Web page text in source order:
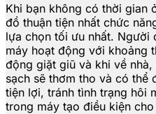
Khi bạn không có thời gian
đồ thuận tiện nhất chức
lựa chọn tối ưu nhất. Người
máy hoạt động với khoảng
động giặt giũ và khi về
sạch sẽ thơm tho và có thể
tiện lợi, tránh tình trạng hôi
trong máy tạo điều kiện